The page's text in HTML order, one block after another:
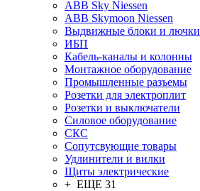
ABB Sky Niessen
ABB Skymoon Niessen
Выдвижные блоки и лючки
ИБП
Кабель-каналы и колонны
Монтажное оборудование
Промышленные разъемы
Розетки для электроплит
Розетки и выключатели
Силовое оборудование
СКС
Сопутсвующие товары
Удлинители и вилки
Щиты электрические
+ ЕЩЕ 31